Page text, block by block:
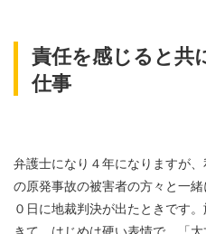
責任を感じると共
仕事
弁護士になり４年になりますが
の原発事故の被害者の方々と一
０日に地裁判決が出たときです
きて、はじめは硬い表情で、「